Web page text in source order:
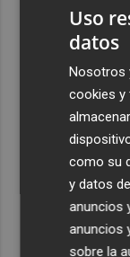
Castelló
El Villarreal
Moreno,
Costa
Uso
datos
Nosotros
cookies y
como su
y datos
anuncios
anuncios
sobre la